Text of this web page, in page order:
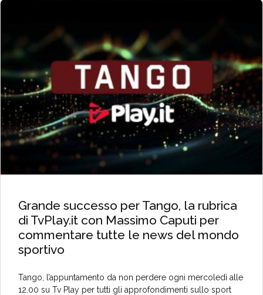
Grande successo per Tango, la rubrica
di TvPlay.it con Massimo Caputi per
commentare tutte le news del mondo
sportivo
Tango, l’appuntamento da non perdere ogni mercoledì alle
12.00 su Tv Play per tutti gli approfondimenti sullo sport